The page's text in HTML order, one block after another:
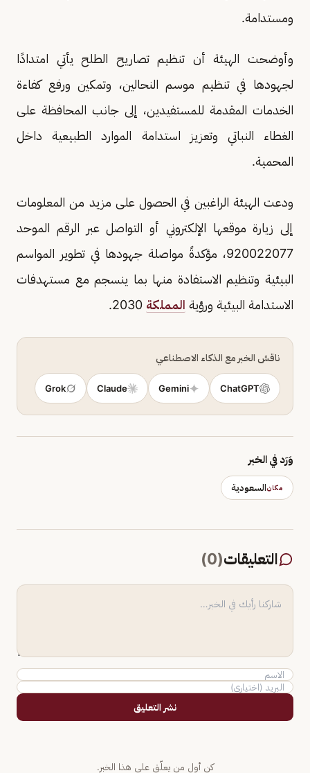
ومستدامة.
وأوضحت الهيئة أن تنظيم تصاريح الطلح يأتي امتدادًا
لجهودها في تنظيم موسم النحالين، وتمكين ورفع كفاءة
الخدمات المقدمة للمستفيدين، إلى جانب المحافظة على
الغطاء النباتي وتعزيز استدامة الموارد الطبيعية داخل
المحمية.
ودعت الهيئة الراغبين في الحصول على مزيد من المعلومات
إلى زيارة موقعها الإلكتروني أو التواصل عبر الرقم الموحد
920022077، مؤكدةً مواصلة جهودها في تطوير المواسم
البيئية وتنظيم الاستفادة منها بما ينسجم مع مستهدفات
الاستدامة البيئية ورؤية المملكة
ناقش الخبر مع الذكاء الاصطناعي
ChatGPT
Gemini
Claude
Grok
وَرَد في الخبر
مكانالسعودية
التعليقات(
0
)
نشر التعليق
كن أول من يعلّق على هذا الخبر.